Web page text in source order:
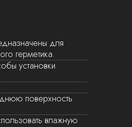
для
герметика.
установки
поверхность
влажную